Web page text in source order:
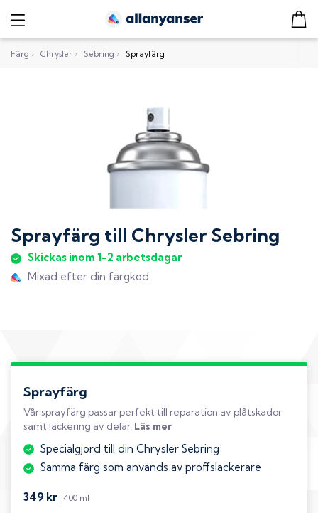
Färg › Chrysler › Sebring › Sprayfärg
Sprayfärg till Chrysler Sebring
Skickas inom 1-2 arbetsdagar
Mixad efter din färgkod
Sprayfärg
Vår sprayfärg passar perfekt till reparation av plåtskador
samt lackering av delar. Läs mer
Specialgjord till din Chrysler Sebring
Samma färg som används av proffslackerare
349 kr| 400 ml